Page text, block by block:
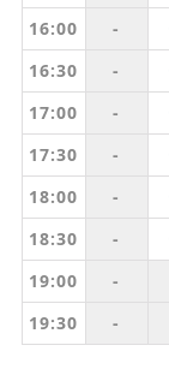
16:00
-
16:30
-
17:00
-
17:30
-
18:00
-
18:30
-
19:00
-
19:30
-